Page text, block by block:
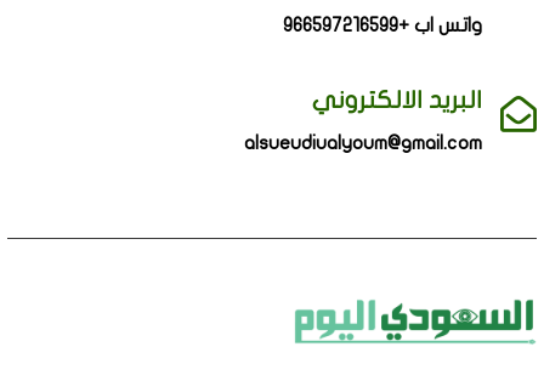
واتس اب +966597216599
البريد الالكتروني
alsueudiualyoum@gmail.com